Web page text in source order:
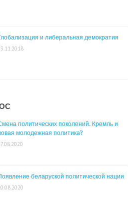
и либеральная демократия
политических поколений. Кремль и
молодежная политика?
беларуской политической нации